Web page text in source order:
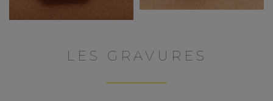
LES GRAVURES